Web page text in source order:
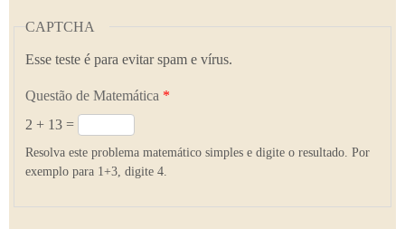
CAPTCHA
Esse teste é para evitar spam e vírus.
Questão de Matemática *
2 + 13 =
Resolva este problema matemático simples e digite o resultado. Por
exemplo para 1+3, digite 4.